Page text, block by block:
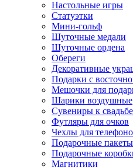
Настольные игры
Статуэтки
Мини-гольф
Шуточные медали
Шуточные ордена
Обереги
Декоративные
Подарки с
Мешочки для
Шарики воздушные
Сувениры к свадьбе
Футляры для очков
Чехлы для
Подарочные пакеты
Подарочные
Магнитики